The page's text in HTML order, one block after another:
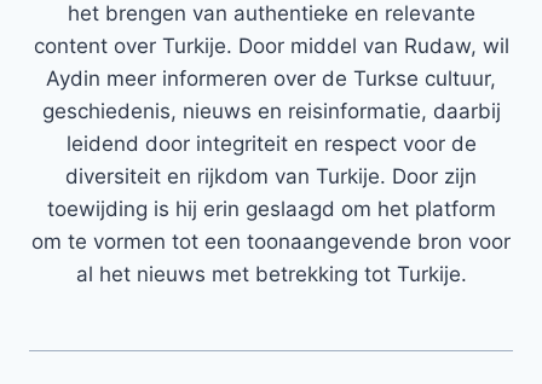
het brengen van authentieke en relevante
content over Turkije. Door middel van Rudaw, wil
Aydin meer informeren over de Turkse cultuur,
geschiedenis, nieuws en reisinformatie, daarbij
leidend door integriteit en respect voor de
diversiteit en rijkdom van Turkije. Door zijn
toewijding is hij erin geslaagd om het platform
om te vormen tot een toonaangevende bron voor
al het nieuws met betrekking tot Turkije.